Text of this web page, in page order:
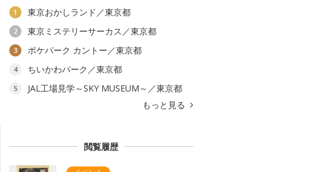
1 東京おかしランド／東京都
2 東京ミステリーサーカス／東京都
3 ポケパーク カントー／東京都
4 ちいかわパーク／東京都
5
JAL工場見学～SKY MUSEUM～／東京都
もっと見る
閲覧履歴